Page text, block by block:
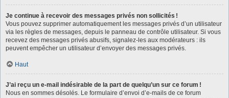
Je continue à recevoir des messages privés non sollicités !
Vous pouvez supprimer automatiquement les messages privés d’un utilisateur
via les règles de messages, depuis le panneau de contrôle utilisateur. Si vous
recevez des messages privés abusifs, signalez-les aux modérateurs : ils
peuvent empêcher un utilisateur d’envoyer des messages privés.
Haut
J’ai reçu un e-mail indésirable de la part de quelqu’un sur ce forum !
Nous en sommes désolés. Le formulaire d’envoi d’e-mails de ce forum